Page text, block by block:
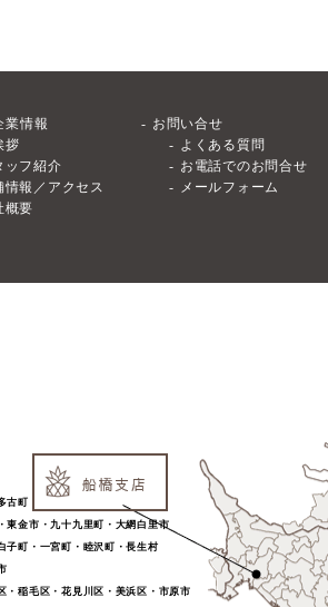
業情報
拶
ッフ紹介
情報／アクセス
概要
お問い合せ
よくある質問
お電話でのお問合せ
メールフォーム
古町
東金市・九十九里町・大網白里市
子町・一宮町・睦沢町・長生村
・稲毛区・花見川区・美浜区・市原市